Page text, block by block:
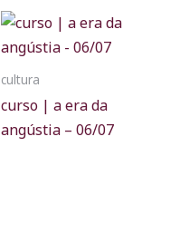
cultura
curso | a era da
angústia – 06/07